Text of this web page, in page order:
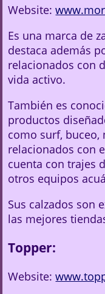
Website:
Es una marca de
destaca además
relacionados con
vida activo.
También es
productos
como surf, buceo,
relacionados con
cuenta con trajes
otros equipos
Sus calzados son
las mejores
Topper:
Website: